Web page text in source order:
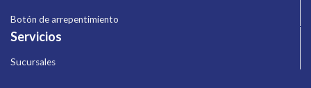
Botón de arrepentimiento
Servicios
Sucursales